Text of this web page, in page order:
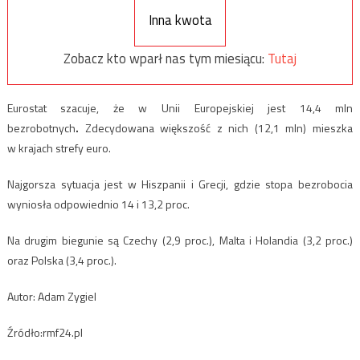
Inna kwota
Zobacz kto wparł nas tym miesiącu: Tutaj
Eurostat szacuje, że w Unii Europejskiej jest 14,4 mln
bezrobotnych. Zdecydowana większość z nich (12,1 mln) mieszka
w krajach strefy euro.
Najgorsza sytuacja jest w Hiszpanii i Grecji, gdzie stopa bezrobocia
wyniosła odpowiednio 14 i 13,2 proc.
Na drugim biegunie są Czechy (2,9 proc.), Malta i Holandia (3,2 proc.)
oraz Polska (3,4 proc.).
Autor: Adam Zygiel
Źródło:rmf24.pl